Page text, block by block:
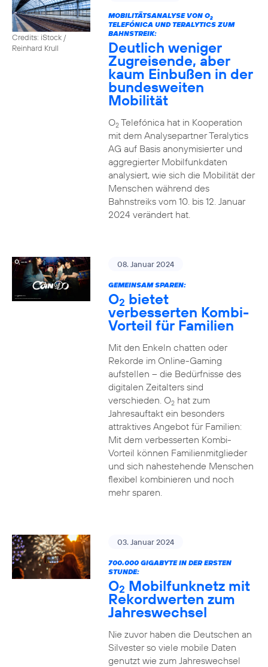
Credits: iStock /
Reinhard Krull
MOBILITÄTSANALYSE VON O2
TELEFÓNICA UND TERALYTICS ZUM
BAHNSTREIK:
Deutlich weniger
Zugreisende, aber
kaum Einbußen in der
bundesweiten
Mobilität
O2Telefónica hat in Kooperation
mit dem Analysepartner Teralytics
AG auf Basis anonymisierter und
aggregierter Mobilfunkdaten
analysiert, wie sich die Mobilität der
Menschen während des
Bahnstreiks vom 10. bis 12. Januar
2024 verändert hat.
08. Januar 2024
GEMEINSAM SPAREN:
O2 bietet
verbesserten Kombi-
Vorteil für Familien
Mit den Enkeln chatten oder
Rekorde im Online-Gaming
aufstellen – die Bedürfnisse des
digitalen Zeitalters sind
verschieden. O2hat zum
Jahresauftakt ein besonders
attraktives Angebot für Familien:
Mit dem verbesserten Kombi-
Vorteil können Familienmitglieder
und sich nahestehende Menschen
flexibel kombinieren und noch
mehr sparen.
03. Januar 2024
700.000 GIGABYTE IN DER ERSTEN
STUNDE:
O2 Mobilfunknetz mit
Rekordwerten zum
Jahreswechsel
Nie zuvor haben die Deutschen an
Silvester so viele mobile Daten
genutzt wie zum Jahreswechsel